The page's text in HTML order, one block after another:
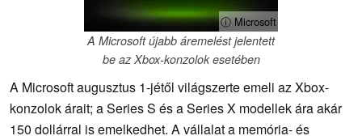
ⓘ Microsoft
A Microsoft újabb áremelést jelentett
be az Xbox-konzolok esetében
A Microsoft augusztus 1-jétől világszerte emeli az Xbox-
konzolok árait; a Series S és a Series X modellek ára akár
150 dollárral is emelkedhet. A vállalat a memória- és